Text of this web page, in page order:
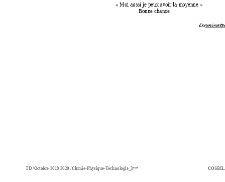
TD /Octobre 2019 2020 /Chimie-Physique-Technologie_3eme CO
« Moi aussi je peux avoir la moyenne »
Bonne chance